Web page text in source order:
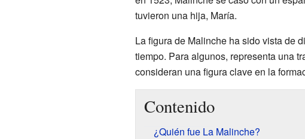
tuvieron una hija, María.
La figura de Malinche ha sido vista de
tiempo. Para algunos, representa una
consideran una figura clave en la
Contenido
¿Quién fue La Malinche?